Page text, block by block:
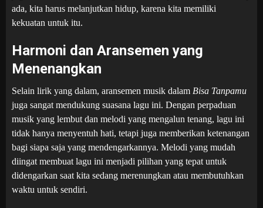
ada, kita harus melanjutkan hidup, karena kita memiliki
kekuatan untuk itu.
Harmoni dan Aransemen yang
Menenangkan
Selain lirik yang dalam, aransemen musik dalam Bisa Tanpamu
juga sangat mendukung suasana lagu ini. Dengan perpaduan
musik yang lembut dan melodi yang mengalun tenang, lagu ini
tidak hanya menyentuh hati, tetapi juga memberikan ketenangan
bagi siapa saja yang mendengarkannya. Melodi yang mudah
diingat membuat lagu ini menjadi pilihan yang tepat untuk
didengarkan saat kita sedang merenungkan atau membutuhkan
waktu untuk sendiri.